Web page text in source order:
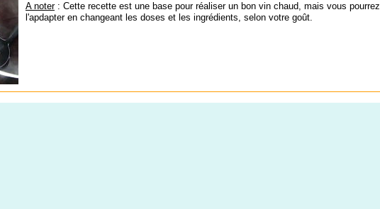
A noter: Cette recette est une base pour réaliser un bon vin chaud, mais vous pourrez
l'apdapter en changeant les doses et les ingrédients, selon votre goût.